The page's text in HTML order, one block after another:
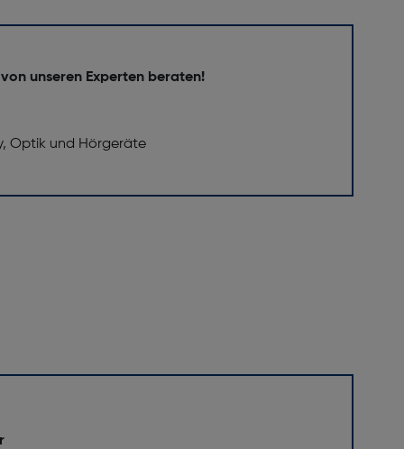
unseren Experten beraten!
Optik und Hörgeräte